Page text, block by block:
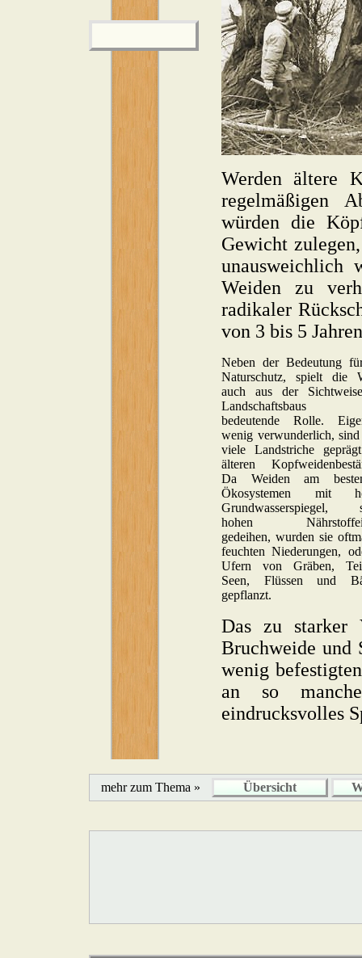
Werden ältere
regelmäßigen
würden die
Gewicht
unausweichlich
Weiden zu
radikaler
von 3 bis 5
Neben der Bedeutung
Naturschutz, spielt die
auch aus der
Landschaftsbaus
bedeutende Rolle.
wenig verwunderlich,
viele Landstriche
älteren
Da Weiden am
Ökosystemen mit
Grundwasserspiegel,
hohen
gedeihen, wurden sie
feuchten Niederungen,
Ufern von Gräben,
Seen, Flüssen und
gepflanzt.
Das zu starker
Bruchweide und
wenig
an so
eindrucksvolles
mehr zum Thema » Übersicht